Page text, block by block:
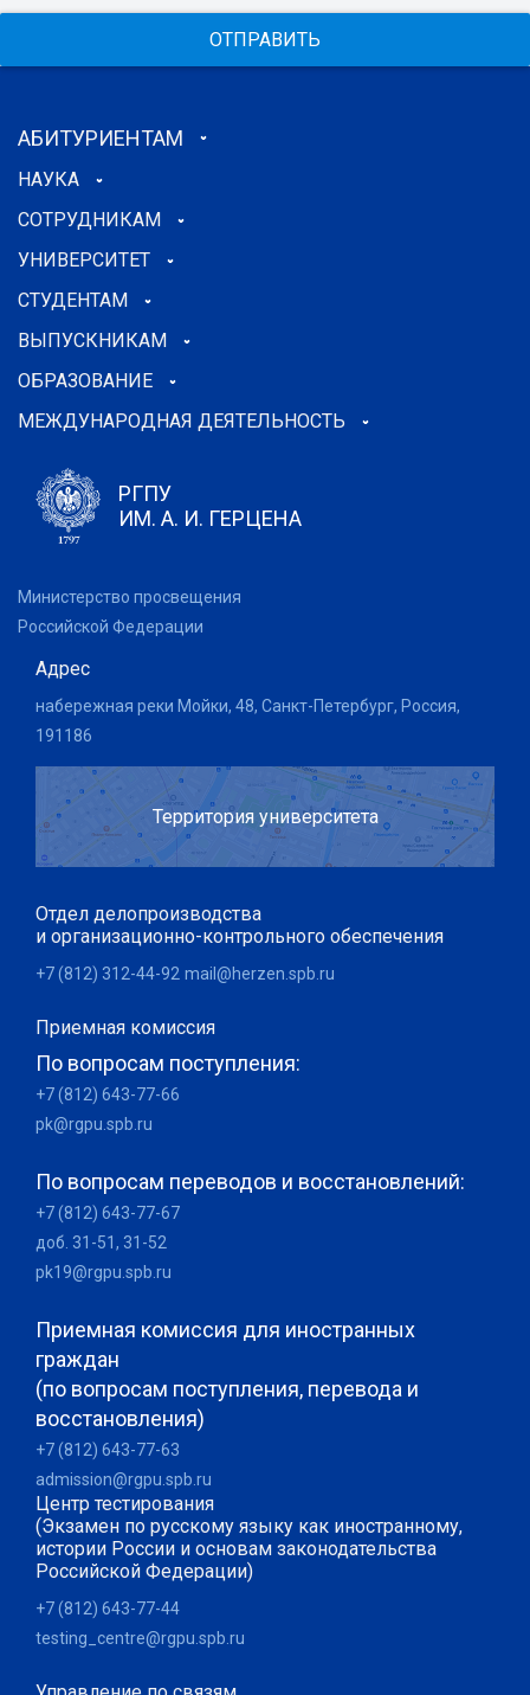
ОТПРАВИТЬ
АБИТУРИЕНТАМ
НАУКА
СОТРУДНИКАМ
УНИВЕРСИТЕТ
СТУДЕНТАМ
ВЫПУСКНИКАМ
ОБРАЗОВАНИЕ
МЕЖДУНАРОДНАЯ ДЕЯТЕЛЬНОСТЬ
РГПУ
ИМ. А. И. ГЕРЦЕНА
Министерство просвещения
Российской Федерации
Адрес
набережная реки Мойки, 48, Санкт-Петербург, Россия,
191186
Территория университета
Отдел делопроизводства
и организационно-контрольного обеспечения
+7 (812) 312-44-92 mail@herzen.spb.ru
Приемная комиссия
По вопросам поступления:
+7 (812) 643-77-66
pk@rgpu.spb.ru
По вопросам переводов и восстановлений:
+7 (812) 643-77-67
доб. 31-51, 31-52
pk19@rgpu.spb.ru
Приемная комиссия для иностранных
граждан
(по вопросам поступления, перевода и
восстановления)
+7 (812) 643-77-63
admission@rgpu.spb.ru
Центр тестирования
(Экзамен по русскому языку как иностранному,
истории России и основам законодательства
Российской Федерации)
+7 (812) 643-77-44
testing_centre@rgpu.spb.ru